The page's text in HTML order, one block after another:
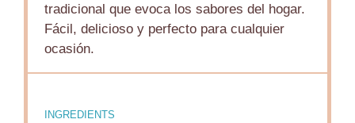
tradicional que evoca los sabores del hogar.
Fácil, delicioso y perfecto para cualquier
ocasión.
INGREDIENTS